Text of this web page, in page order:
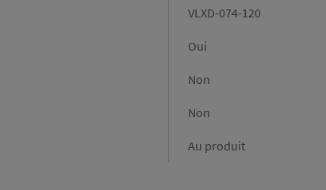
VLXD-074-120
Oui
Non
Non
Au produit